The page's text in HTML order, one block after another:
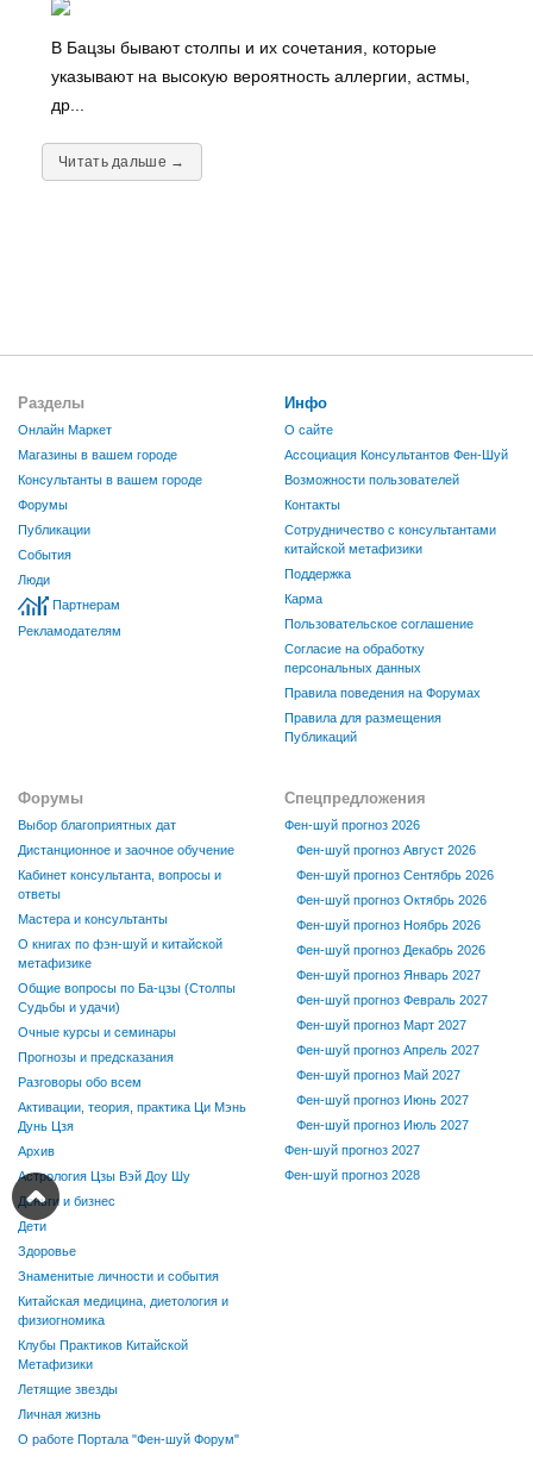
В Бацзы бывают столпы и их сочетания, которые
указывают на высокую вероятность аллергии, астмы,
др...
Читать дальше →
Разделы
Онлайн Маркет
Магазины в вашем городе
Консультанты в вашем городе
Форумы
Публикации
События
Люди
Партнерам
Рекламодателям
Инфо
О сайте
Ассоциация Консультантов Фен-Шуй
Возможности пользователей
Контакты
Сотрудничество с консультантами
китайской метафизики
Поддержка
Карма
Пользовательское соглашение
Согласие на обработку
персональных данных
Правила поведения на Форумах
Правила для размещения
Публикаций
Форумы
Выбор благоприятных дат
Дистанционное и заочное обучение
Кабинет консультанта, вопросы и
ответы
Мастера и консультанты
О книгах по фэн-шуй и китайской
метафизике
Общие вопросы по Ба-цзы (Столпы
Судьбы и удачи)
Очные курсы и семинары
Прогнозы и предсказания
Разговоры обо всем
Активации, теория, практика Ци Мэнь
Дунь Цзя
Архив
Астрология Цзы Вэй Доу Шу
Деньги и бизнес
Дети
Здоровье
Знаменитые личности и события
Китайская медицина, диетология и
физиогномика
Клубы Практиков Китайской
Метафизики
Летящие звезды
Личная жизнь
О работе Портала "Фен-шуй Форум"
Спецпредложения
Фен-шуй прогноз 2026
Фен-шуй прогноз Август 2026
Фен-шуй прогноз Сентябрь 2026
Фен-шуй прогноз Октябрь 2026
Фен-шуй прогноз Ноябрь 2026
Фен-шуй прогноз Декабрь 2026
Фен-шуй прогноз Январь 2027
Фен-шуй прогноз Февраль 2027
Фен-шуй прогноз Март 2027
Фен-шуй прогноз Апрель 2027
Фен-шуй прогноз Май 2027
Фен-шуй прогноз Июнь 2027
Фен-шуй прогноз Июль 2027
Фен-шуй прогноз 2027
Фен-шуй прогноз 2028